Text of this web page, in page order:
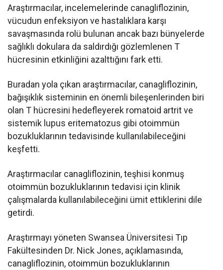
Araştırmacılar, incelemelerinde canagliflozinin,
vücudun enfeksiyon ve hastalıklara karşı
savaşmasında rolü bulunan ancak bazı bünyelerde
sağlıklı dokulara da saldırdığı gözlemlenen T
hücresinin etkinliğini azalttığını fark etti.
Buradan yola çıkan araştırmacılar, canagliflozinin,
bağışıklık sisteminin en önemli bileşenlerinden biri
olan T hücresini hedefleyerek romatoid artrit ve
sistemik lupus eritematozus gibi otoimmün
bozukluklarının tedavisinde kullanılabileceğini
keşfetti.
Araştırmacılar canagliflozinin, teşhisi konmuş
otoimmün bozukluklarının tedavisi için klinik
çalışmalarda kullanılabileceğini ümit ettiklerini dile
getirdi.
Araştırmayı yöneten Swansea Üniversitesi Tıp
Fakültesinden Dr. Nick Jones, açıklamasında,
canagliflozinin, otoimmün bozukluklarının